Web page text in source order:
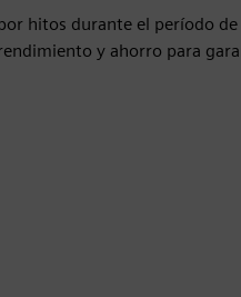
hitos durante el período
y ahorro para